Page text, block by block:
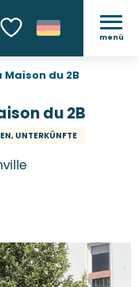
les favoris
menü
Maison du 2B
du 2B
UNTERKÜNFTE